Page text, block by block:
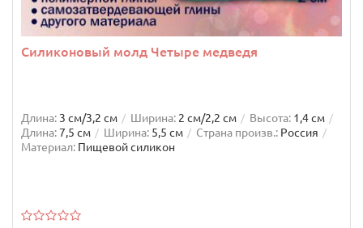
Силиконовый молд Четыре медведя
Длина: 3 см/3,2 см Ширина: 2 см/2,2 см Высота: 1,4 см
Длина:7,5 см Ширина: 5,5 см Страна произв.: Россия
Материал: Пищевой силикон